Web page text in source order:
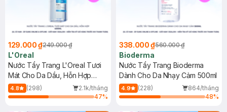
129.000 ₫249.000 ₫
L'Oreal
Nước Tẩy Trang L'Oreal Tươi
Mát Cho Da Dầu, Hỗn Hợp
400ml
4.8 (298)
2.1k/tháng
47%
338.000 ₫560.000 ₫
Bioderma
Nước Tẩy Trang Bioderma
Dành Cho Da Nhạy Cảm 500ml
4.9 (228)
864/tháng
48%